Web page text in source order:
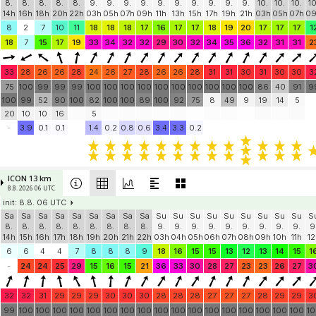
IFS-HRES 9 km
8.8. 2026 06 UTC
init: 8.8. 06 UTC
Sa
8.
14h
Sa
8.
16h
Sa
8.
18h
Sa
8.
20h
Sa
8.
22h
Su
9.
03h
Su
9.
05h
Su
9.
07h
Su
9.
09h
Su
9.
11h
Su
9.
13h
Su
9.
15h
Su
9.
17h
Su
9.
19h
Su
9.
21h
Mo
10.
03h
Mo
10.
05h
Mo
10.
07h
8
2 7 10 11 18 18 18 17 16 17 17 18 19 20 17 17 17
18
7 33 32 32 29 30
24 26 27 28 26 26 28 31 31 30 31 30 30
100
20
99
10
52
10
100
82 100
100
100
92
100
- 3.9 0.1 0.1
ICON 13 km
8.8. 2026 06 UTC
init: 8.8. 06 UTC
Sa
8.
Sa
8.
Sa
8.
Sa
8.
Sa
8.
Sa
8.
Sa
8.
Sa
8.
Sa
8.
Su
9.
Su
9.
Su
9.
Su
9.
Su
9.
Su
9.
Su
9.
Su
9.
Su
9.